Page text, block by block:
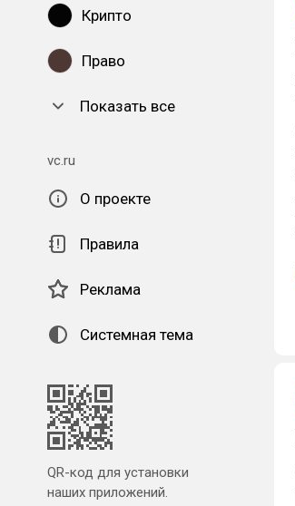
Крипто
Право
Показать все
vc.ru
О проекте
Правила
Реклама
Системная тема
QR-код для установки
наших приложений.